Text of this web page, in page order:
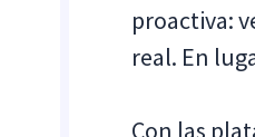
proactiva:
real. En
Con las